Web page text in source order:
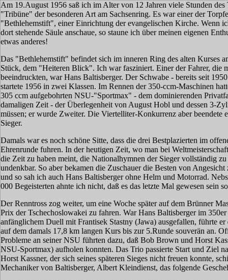
Am 19.August 1956 saß ich im Alter von 12 Jahren viele Stunden des
"Tribüne" der besonderen Art am Sachsenring. Es war einer der
"Bethlehemstift", einer Einrichtung der evangelischen Kirche. Wenn
dort stehende Säule anschaue, so staune ich über meinen eigenen
etwas anderes!
Das "Bethlehemstift" befindet sich im inneren Ring des alten Kurses
Stück, dem "Heiteren Blick". Ich war fasziniert. Einer der Fahrer, die
beeindruckten, war Hans Baltisberger. Der Schwabe - bereits seit
startete 1956 in zwei Klassen. Im Rennen der 350-ccm-Maschinen
305 ccm aufgebohrten NSU-"Sportmax" - dem dominierenden
damaligen Zeit - der Überlegenheit von August Hobl und dessen 3-
müssen; er wurde Zweiter. Die Viertelliter-Konkurrenz aber beendete
Sieger.
Damals war es noch schöne Sitte, dass die drei Bestplazierten im
Ehrenrunde fuhren. In der heutigen Zeit, wo man bei
die Zeit zu haben meint, die Nationalhymnen der Sieger vollständig
undenkbar. So aber bekamen die Zuschauer die Besten von Angesicht
und so sah ich auch Hans Baltisberger ohne Helm und Motorrad.
000 Begeisterten ahnte ich nicht, daß es das letzte Mal gewesen sein
Der Renntross zog weiter, um eine Woche später auf dem Brünner
Prix der Tschechoslowakei zu fahren. War Hans Baltisberger im 350er
anfänglichem Duell mit Frantisek Stastny (Jawa) ausgefallen, führte er
auf dem damals 17,8 km langen Kurs bis zur 5.Runde souverän an.
Probleme an seiner NSU führten dazu, daß Bob Brown und Horst
NSU-Sportmax) aufholen konnten. Das Trio passierte Start und Ziel
Horst Kassner, der sich seines späteren Sieges nicht freuen konnte,
Mechaniker von Baltisberger, Albert Kleindienst, das folgende